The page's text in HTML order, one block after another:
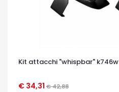
Kit attacchi "whispbar" k746w
€ 34,31 € 42,88
OCCHIATA VELOCE